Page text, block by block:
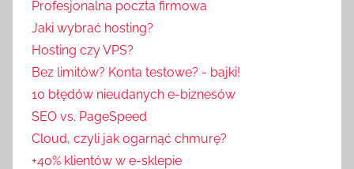
Profesjonalna poczta firmowa
Jaki wybrać hosting?
Hosting czy VPS?
Bez limitów? Konta testowe? - bajki!
10 błędów nieudanych e-biznesów
SEO vs. PageSpeed
Cloud, czyli jak ogarnąć chmurę?
+40% klientów w e-sklepie